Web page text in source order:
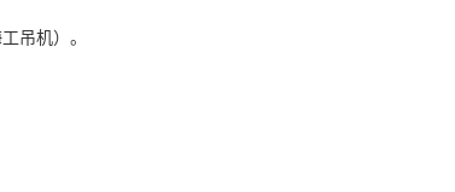
吊机）。